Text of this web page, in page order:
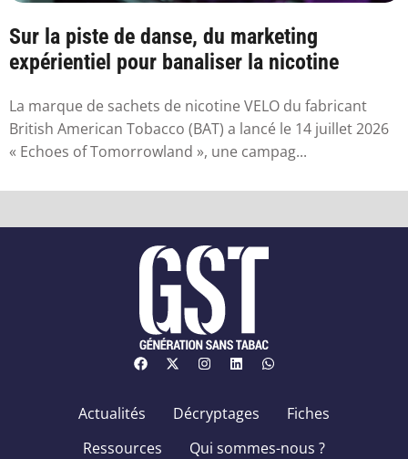
Sur la piste de danse, du marketing
expérientiel pour banaliser la nicotine
La marque de sachets de nicotine VELO du fabricant
British American Tobacco (BAT) a lancé le 14 juillet 2026
« Echoes of Tomorrowland », une campag...
Actualités Décryptages
Fiches
Ressources
Qui sommes-nous ?